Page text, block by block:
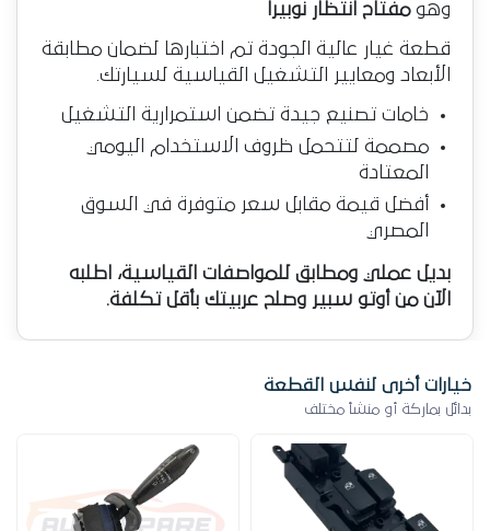
وهومفتاح انتظار نوبيرا
قطعة غيار عالية الجودة تم اختبارها لضمان مطابقة
الأبعاد ومعايير التشغيل القياسية لسيارتك.
خامات تصنيع جيدة تضمن استمرارية التشغيل
مصممة لتتحمل ظروف الاستخدام اليومي
المعتادة
أفضل قيمة مقابل سعر متوفرة في السوق
المصري
بديل عملي ومطابق للمواصفات القياسية، اطلبه
الآن من أوتو سبير وصلح عربيتك بأقل تكلفة.
خيارات أخرى لنفس القطعة
بدائل بماركة أو منشأ مختلف